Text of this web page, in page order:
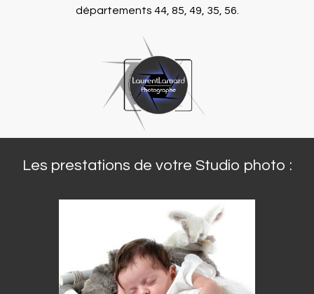
départements 44, 85, 49, 35, 56.
Les prestations de votre Studio photo :